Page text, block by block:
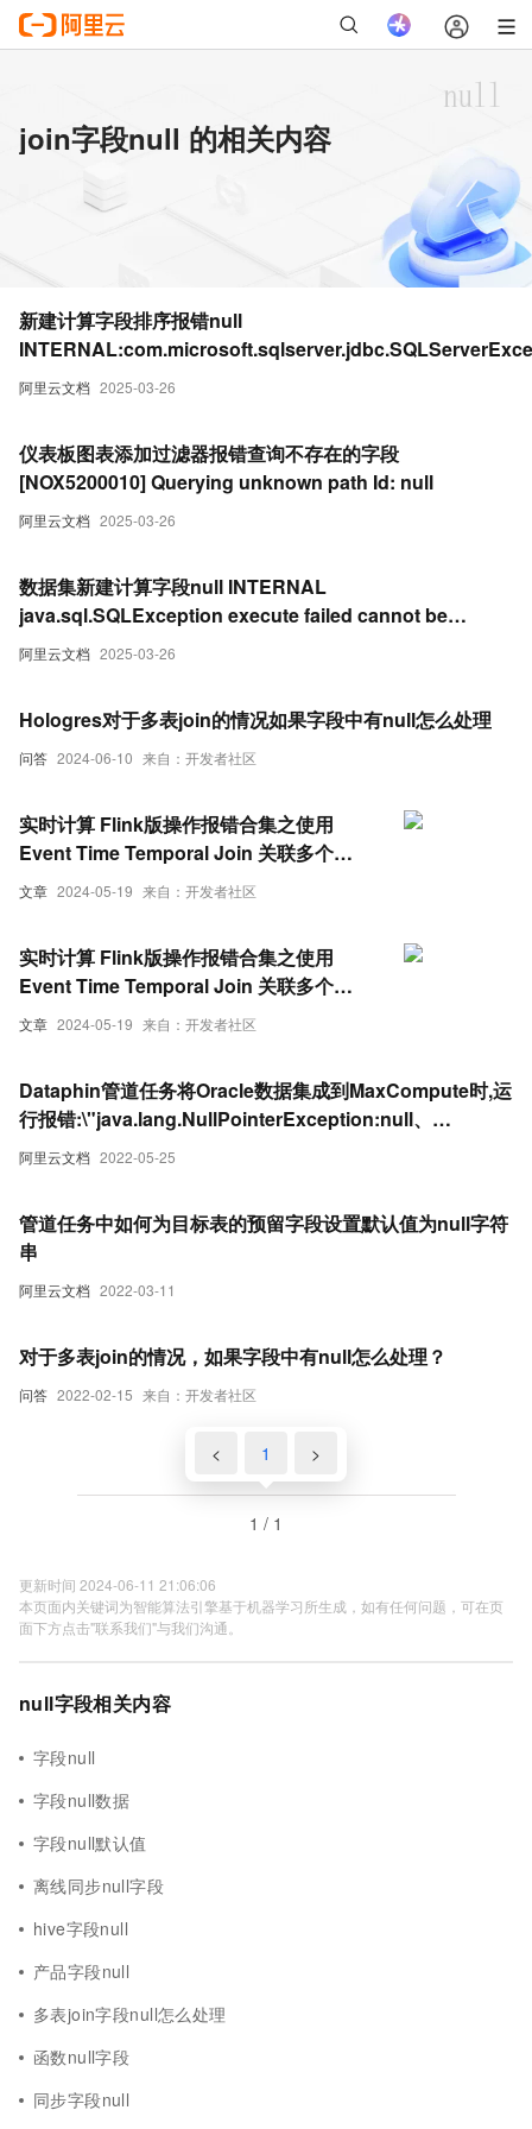
join字段null 的相关内容
阿里云文档 2025-03-26
新建计算字段排序报错null
ivide by zero error encountered
阿里云文档 2025-03-26
仪表板图表添加过滤器报错查询不存在的字段
[NOX5200010] Querying unknown path Id: null
阿里云文档 2025-03-26
数据集新建计算字段null INTERNAL
java.sql.SQLException execute failed cannot be
resolved
问答 2024-06-10 来自：开发者社区
Hologres对于多表join的情况如果字段中有null怎么处理
文章 2024-05-19 来自：开发者社区
实时计算 Flink版操作报错合集之使用
Event Time Temporal Join 关联多个
HBase 后，Kafka 数据的某个字段变为
文章 2024-05-19 来自：开发者社区
实时计算 Flink版操作报错合集之使用
Event Time Temporal Join 关联多个
HBase 后，Kafka 数据的某个字段变为
阿里云文档 2022-05-25
Dataphin管道任务将Oracle数据集成到MaxCompute时,运
行报错:\"java.lang.NullPointerException:null、
[DlinkTrans-字段计算
阿里云文档 2022-03-11
管道任务中如何为目标表的预留字段设置默认值为null字符
串
问答 2022-02-15 来自：开发者社区
对于多表join的情况，如果字段中有null怎么处理？
< 1 >
1 / 1
更新时间 2024-06-11 21:06:06
本页面内关键词为智能算法引擎基于机器学习所生成，如有任何问题，可在页
面下方点击"联系我们"与我们沟通。
null字段相关内容
字段null
字段null数据
字段null默认值
离线同步null字段
hive字段null
产品字段null
多表join字段null怎么处理
函数null字段
同步字段null